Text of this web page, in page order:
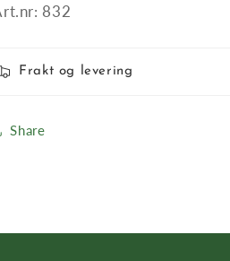
832
Frakt og levering
Share